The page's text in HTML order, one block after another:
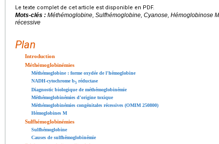
Le texte complet de cet article est disponible en PDF.
Mots-clés : Méthémoglobine, Sulfhémoglobine, Cyanose, Hémoglobinose
récessive
Plan
Introduction
Méthémoglobinémies
Méthémoglobine : forme oxydée de l'hémoglobine
NADH-cytochrome b5 réductase
Diagnostic biologique de méthémoglobinémie
Méthémoglobinémies d'origine toxique
Méthémoglobinémies congénitales récessives (OMIM 250800)
Hémoglobines M
Sulfhémoglobinémies
Sulfhémoglobine
Causes de sulfhémoglobinémie